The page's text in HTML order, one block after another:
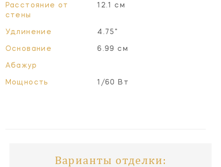
Расстояние от
стены
12.1 см
Удлинение 4.75"
Основание 6.99 см
Абажур
Мощность 1/60 Вт
Варианты отделки: